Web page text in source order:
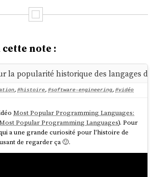
cette note :
la popularité historique des langages
, #histoire, #software-engineering, #vidéo
Most Popular Programming Languages:
Popular Programming Languages). Pour
a une grande curiosité pour l'histoire de
de regarder ça 🙂.